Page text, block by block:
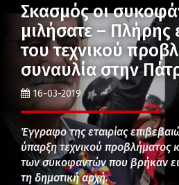
Σκασμός οι
μιλήσατε – Πλήρης
του τεχνικού
συναυλία στην
16-03-2019
Έγγραφο της εταιρίας
ύπαρξη τεχνικού προβλήματος
των συκοφαντών που βρήκαν
τη δημοτική αρχή.